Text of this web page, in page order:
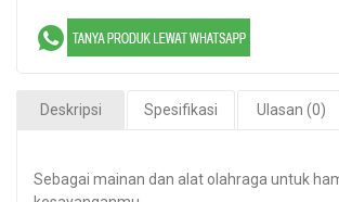
Deskripsi Spesifikasi Ulasan (0)
Sebagai mainan dan alat olahraga untuk